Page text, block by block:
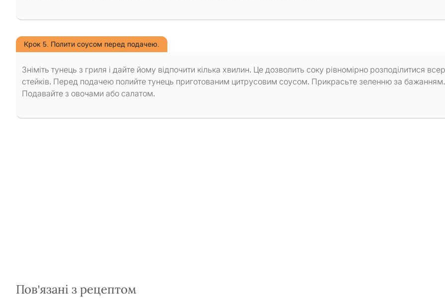
Крок 5. Полити соусом перед подачею.
Зніміть тунець з гриля і дайте йому відпочити кілька хвилин. Це дозволить соку рівномірно розподілитися
стейків. Перед подачею полийте тунець приготованим цитрусовим соусом. Прикрасьте зеленню за бажанням.
Подавайте з овочами або салатом.
Пов'язані з рецептом